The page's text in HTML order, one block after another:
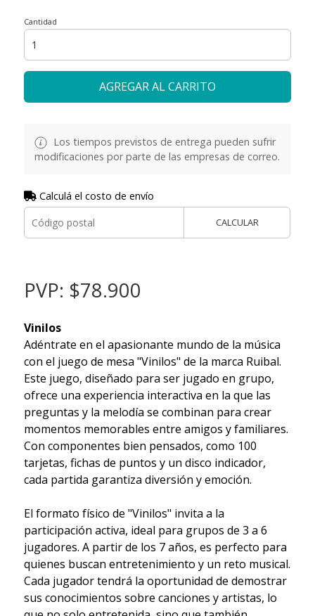
Cantidad
AGREGAR AL CARRITO
Los tiempos previstos de entrega pueden sufrir
modificaciones por parte de las empresas de correo.
Calculá el costo de envío
CALCULAR
PVP: $78.900
Vinilos
Adéntrate en el apasionante mundo de la música
con el juego de mesa "Vinilos" de la marca Ruibal.
Este juego, diseñado para ser jugado en grupo,
ofrece una experiencia interactiva en la que las
preguntas y la melodía se combinan para crear
momentos memorables entre amigos y familiares.
Con componentes bien pensados, como 100
tarjetas, fichas de puntos y un disco indicador,
cada partida garantiza diversión y emoción.
El formato físico de "Vinilos" invita a la
participación activa, ideal para grupos de 3 a 6
jugadores. A partir de los 7 años, es perfecto para
quienes buscan entretenimiento y un reto musical.
Cada jugador tendrá la oportunidad de demostrar
sus conocimientos sobre canciones y artistas, lo